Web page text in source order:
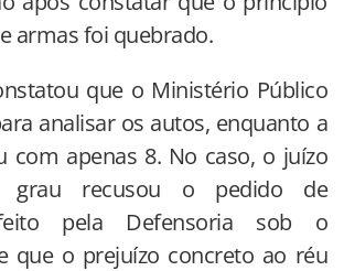
armas foi quebrado.
que o Ministério Público
analisar os autos, enquanto a
com apenas 8. No caso, o juízo
grau recusou o pedido de
pela Defensoria sob o
que o prejuízo concreto ao réu